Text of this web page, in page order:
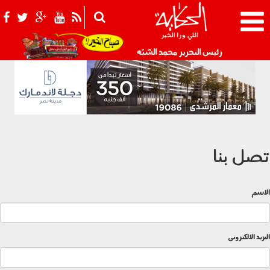
رئيس التحرير محمد الشبّه 021_2.png
بنا
الاسم
البريد الالكتروني